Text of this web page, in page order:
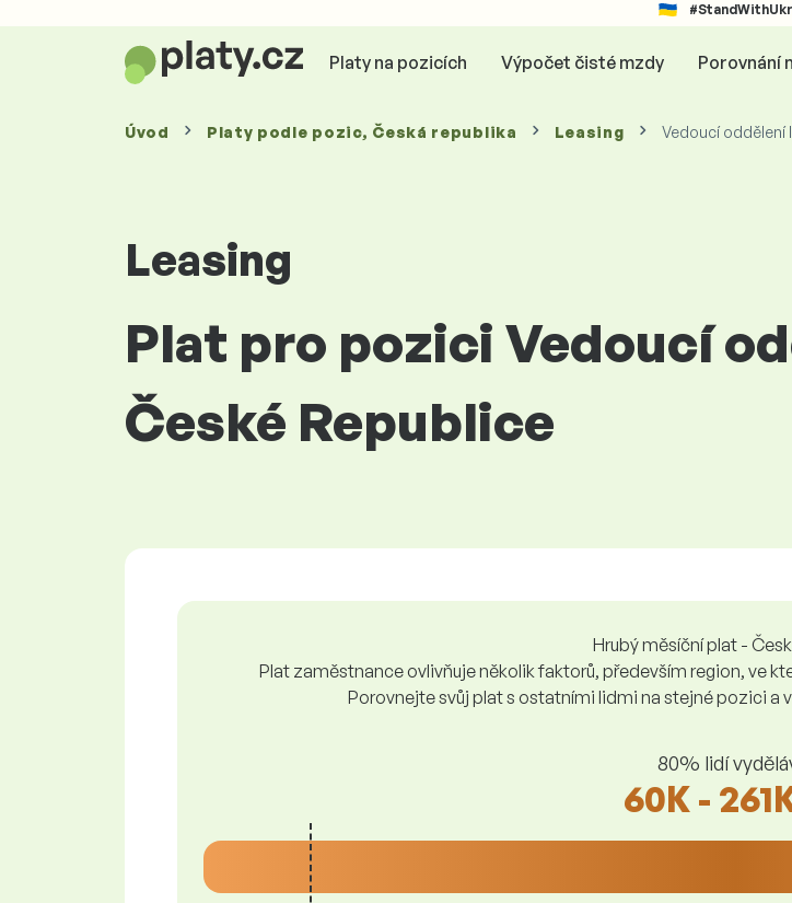
Platy na pozicích Výpočet čisté mzdy Porovnání
Úvod Platy podle pozic, Česká republika Leasing Vedoucí oddělení
Leasing
Plat pro pozici Vedoucí
České Republice
Hrubý měsíční plat -
Plat zaměstnance ovlivňuje několik faktorů, především region, ve
Porovnejte svůj plat s ostatními lidmi na stejné pozici a
80% lidí
60K -